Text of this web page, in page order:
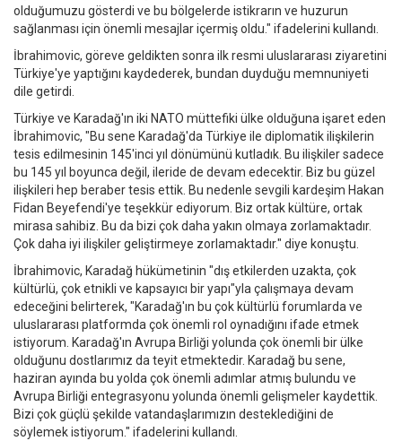
olduğumuzu gösterdi ve bu bölgelerde istikrarın ve huzurun
sağlanması için önemli mesajlar içermiş oldu." ifadelerini kullandı.
İbrahimovic, göreve geldikten sonra ilk resmi uluslararası ziyaretini
Türkiye'ye yaptığını kaydederek, bundan duyduğu memnuniyeti
dile getirdi.
Türkiye ve Karadağ'ın iki NATO müttefiki ülke olduğuna işaret eden
İbrahimovic, "Bu sene Karadağ'da Türkiye ile diplomatik ilişkilerin
tesis edilmesinin 145'inci yıl dönümünü kutladık. Bu ilişkiler sadece
bu 145 yıl boyunca değil, ileride de devam edecektir. Biz bu güzel
ilişkileri hep beraber tesis ettik. Bu nedenle sevgili kardeşim Hakan
Fidan Beyefendi'ye teşekkür ediyorum. Biz ortak kültüre, ortak
mirasa sahibiz. Bu da bizi çok daha yakın olmaya zorlamaktadır.
Çok daha iyi ilişkiler geliştirmeye zorlamaktadır." diye konuştu.
İbrahimovic, Karadağ hükümetinin "dış etkilerden uzakta, çok
kültürlü, çok etnikli ve kapsayıcı bir yapı"yla çalışmaya devam
edeceğini belirterek, "Karadağ'ın bu çok kültürlü forumlarda ve
uluslararası platformda çok önemli rol oynadığını ifade etmek
istiyorum. Karadağ'ın Avrupa Birliği yolunda çok önemli bir ülke
olduğunu dostlarımız da teyit etmektedir. Karadağ bu sene,
haziran ayında bu yolda çok önemli adımlar atmış bulundu ve
Avrupa Birliği entegrasyonu yolunda önemli gelişmeler kaydettik.
Bizi çok güçlü şekilde vatandaşlarımızın desteklediğini de
söylemek istiyorum." ifadelerini kullandı.